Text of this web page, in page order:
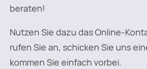
beraten!
Nutzen Sie dazu das Online-
rufen Sie an, schicken Sie uns
kommen Sie einfach vorbei.